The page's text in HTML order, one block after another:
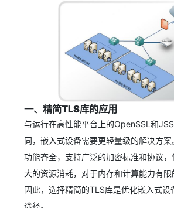
一、精简TLS库的应用
与运行在高性能平台上的OpenSSL和
同，嵌入式设备需要更轻量级的解决方
功能齐全，支持广泛的加密标准和协议
大的资源消耗，对于内存和计算能力有限
因此，选择精简的TLS库是优化嵌入式设
途径。